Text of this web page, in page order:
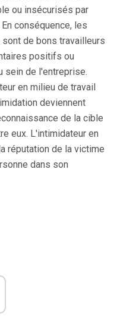
ou insécurisés par
conséquence, les
de bons travailleurs
positifs ou
sein de l'entreprise.
en milieu de travail
deviennent
de la cible
eux. L'intimidateur en
réputation de la victime
dans son